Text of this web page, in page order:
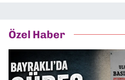
Özel Haber